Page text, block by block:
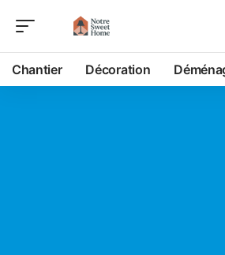
Chantier Décoration